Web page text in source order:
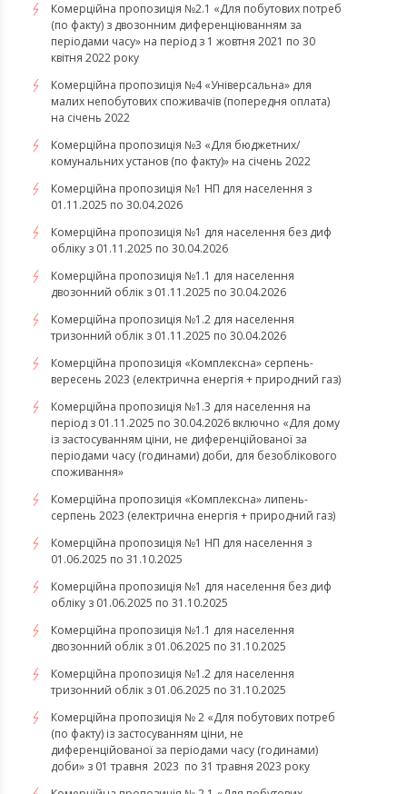
Комерційна пропозиція №2.1 «Для побутових потреб
(по факту) з двозонним диференціюванням за
періодами часу» на період з 1 жовтня 2021 по 30
квітня 2022 року
Комерційна пропозиція №4 «Універсальна» для
малих непобутових споживачів (попередня оплата)
на січень 2022
Комерційна пропозиція №3 «Для бюджетних/
комунальних установ (по факту)» на січень 2022
Комерційна пропозиція №1 НП для населення з
01.11.2025 по 30.04.2026
Комерційна пропозиція №1 для населення без диф
обліку з 01.11.2025 по 30.04.2026
Комерційна пропозиція №1.1 для населення
двозонний облік з 01.11.2025 по 30.04.2026
Комерційна пропозиція №1.2 для населення
тризонний облік з 01.11.2025 по 30.04.2026
​​​​​​​Комерційна пропозиція «Комплексна» серпень-
вересень 2023 (електрична енергія + природний газ)
Комерційна пропозиція №1.3 для населення на
період з 01.11.2025 по 30.04.2026 включно «Для дому
із застосуванням ціни, не диференційованої за
періодами часу (годинами) доби, для безоблікового
споживання»
​​​​​​​Комерційна пропозиція «Комплексна» липень-
серпень 2023 (електрична енергія + природний газ)
Комерційна пропозиція №1 НП для населення з
01.06.2025 по 31.10.2025
Комерційна пропозиція №1 для населення без диф
обліку з 01.06.2025 по 31.10.2025
Комерційна пропозиція №1.1 для населення
двозонний облік з 01.06.2025 по 31.10.2025
Комерційна пропозиція №1.2 для населення
тризонний облік з 01.06.2025 по 31.10.2025
Комерційна пропозиція № 2 «Для побутових потреб
(по факту) із застосуванням ціни, не
диференційованої за періодами часу (годинами)
доби» з 01 травня 2023 по 31 травня 2023 року